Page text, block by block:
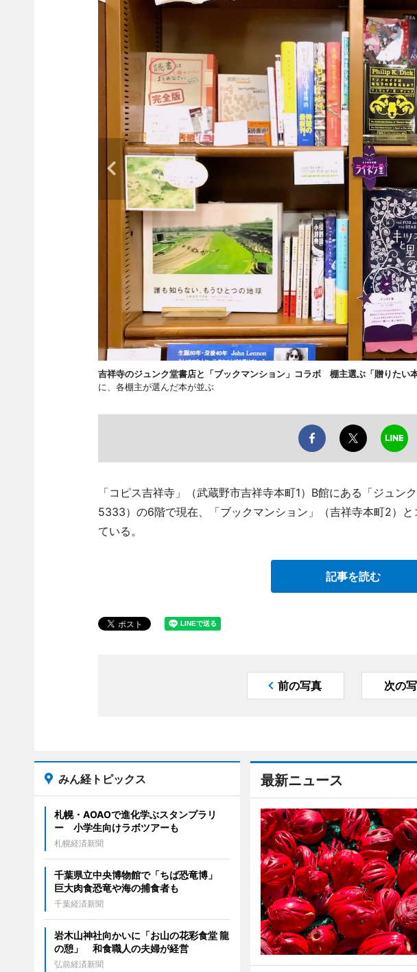
吉祥寺のジュンク堂書店と「ブックマンション」コラボ 棚主選ぶ「贈りたい本
に、各棚主が選んだ本が並ぶ
「コピス吉祥寺」（武蔵野市吉祥寺本町1）B館にある「ジュ
5333）の6階で現在、「ブックマンション」（吉祥寺本町2）
ている。
記事を読む
前の写真 次の
最新ニュース
みん経トピックス
札幌・AOAOで進化学ぶスタンプラリ
ー 小学生向けラボツアーも
札幌経済新聞
千葉県立中央博物館で「ちば恐竜博」
巨大肉食恐竜や海の捕食者も
千葉経済新聞
岩木山神社向かいに「お山の花彩食堂 龍
の憩」 和食職人の夫婦が経営
弘前経済新聞